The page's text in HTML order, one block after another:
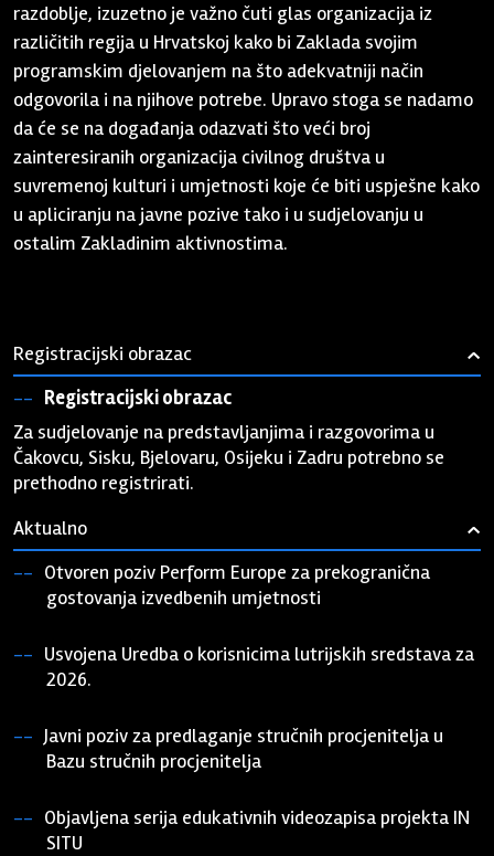
razdoblje, izuzetno je važno čuti glas organizacija iz
različitih regija u Hrvatskoj kako bi Zaklada svojim
programskim djelovanjem na što adekvatniji način
odgovorila i na njihove potrebe. Upravo stoga se nadamo
da će se na događanja odazvati što veći broj
zainteresiranih organizacija civilnog društva u
suvremenoj kulturi i umjetnosti koje će biti uspješne kako
u apliciranju na javne pozive tako i u sudjelovanju u
ostalim Zakladinim aktivnostima.
Registracijski obrazac ›
Registracijski obrazac
​Za sudjelovanje na predstavljanjima i razgovorima u
Čakovcu, Sisku, Bjelovaru, Osijeku i Zadru potrebno se
prethodno registrirati.
Aktualno
›
Otvoren poziv Perform Europe za prekogranična
gostovanja izvedbenih umjetnosti
Usvojena Uredba o korisnicima lutrijskih sredstava za
2026.
Javni poziv za predlaganje stručnih procjenitelja u
Bazu stručnih procjenitelja
Objavljena serija edukativnih videozapisa projekta IN
SITU